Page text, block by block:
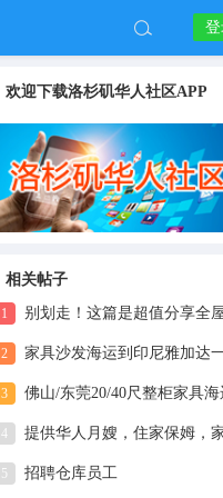
欢迎下载洛杉矶华人社区APP
相关帖子
1 别划走！这篇是超值分享全屋家具国内海运
2 家具沙发海运到印尼雅加达一步到位的攻略
3 佛山/东莞20/40尺整柜家具海运阿德莱德
4 提供华人月嫂，住家保姆，家务助理，首
5 招聘仓库员工